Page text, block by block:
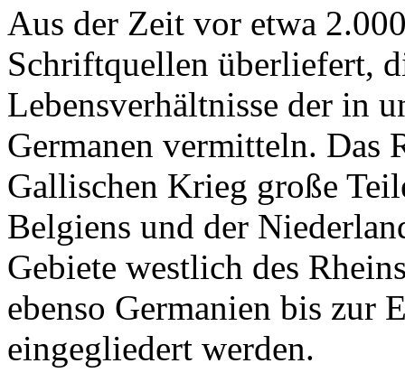
Aus der Zeit vor etwa
Schriftquellen überliefert,
Lebensverhältnisse der in
Germanen vermitteln. Das
Gallischen Krieg große
Belgiens und der
Gebiete westlich des
ebenso Germanien bis zur
eingegliedert werden.